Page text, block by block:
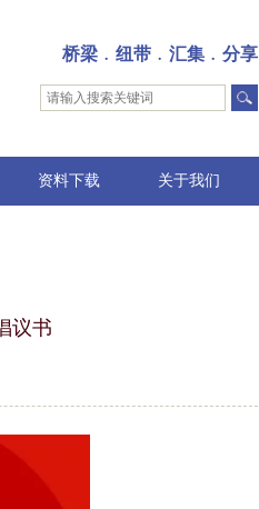
桥梁﹒纽带﹒汇集﹒分享
资料下载 关于我们
议书